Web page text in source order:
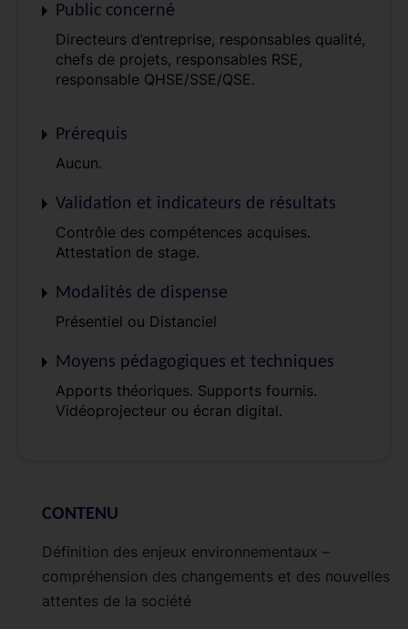
Public concerné
Directeurs d’entreprise, responsables qualité,
chefs de projets, responsables RSE,
responsable QHSE/SSE/QSE.
Prérequis
Aucun.
Validation et indicateurs de résultats
Contrôle des compétences acquises.
Attestation de stage.
Modalités de dispense
Présentiel ou Distanciel
Moyens pédagogiques et techniques
Apports théoriques. Supports fournis.
Vidéoprojecteur ou écran digital.
CONTENU
Définition des enjeux environnementaux –
compréhension des changements et des nouvelles
attentes de la société